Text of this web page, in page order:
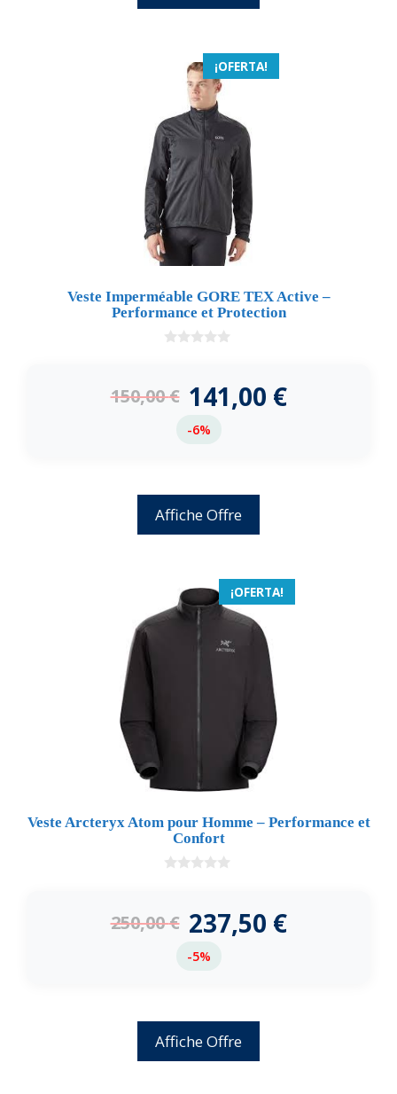
¡OFERTA!
Veste Imperméable GORE TEX Active –
Performance et Protection
5
150,00€ 141,00 €
-6%
Affiche Offre
¡OFERTA!
Veste Arcteryx Atom pour Homme – Performance et
Confort
5
250,00€ 237,50 €
-5%
Affiche Offre